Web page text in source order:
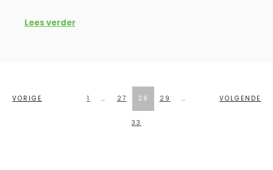
Lees verder
BERICHTEN
PAGINERING
VORIGE 1 … 27 28 29 …
33
VOLGENDE